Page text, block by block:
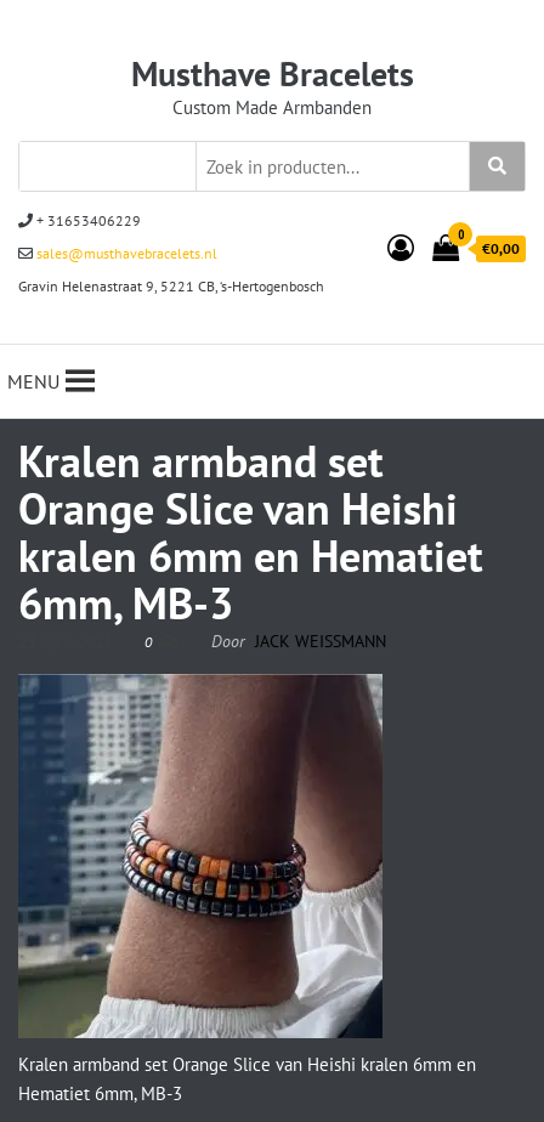
Musthave Bracelets
Custom Made Armbanden
+ 31653406229
sales@musthavebracelets.nl
Gravin Helenastraat 9, 5221 CB, ‘s-Hertogenbosch
0
€0,00
MENU
Kralen armband set
Orange Slice van Heishi
kralen 6mm en Hematiet
6mm, MB-3
0 Door JACK WEISSMANN
Kralen armband set Orange Slice van Heishi kralen 6mm en
Hematiet 6mm, MB-3